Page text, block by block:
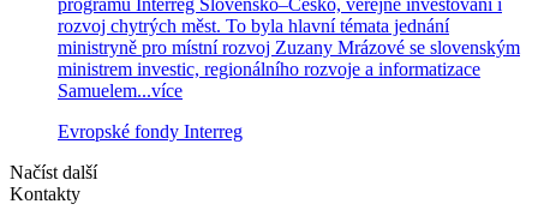
programu Interreg Slovensko–Česko, veřejné investování i
rozvoj chytrých měst. To byla hlavní témata jednání
ministryně pro místní rozvoj Zuzany Mrázové se slovenským
ministrem investic, regionálního rozvoje a informatizace
Samuelem...více
Evropské fondy Interreg
Načíst další
Kontakty